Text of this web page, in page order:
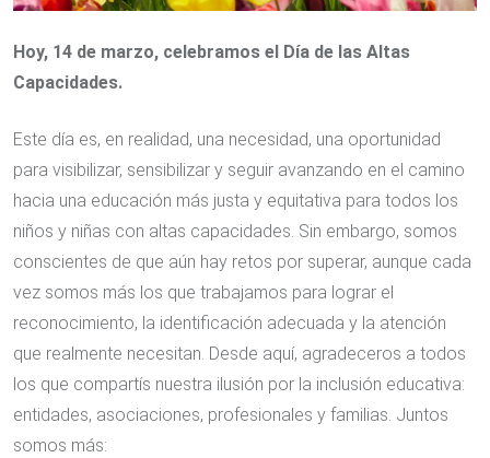
Hoy, 14 de marzo, celebramos el Día de las Altas
Capacidades.
Este día es, en realidad, una necesidad, una oportunidad
para visibilizar, sensibilizar y seguir avanzando en el camino
hacia una educación más justa y equitativa para todos los
niños y niñas con altas capacidades. Sin embargo, somos
conscientes de que aún hay retos por superar, aunque cada
vez somos más los que trabajamos para lograr el
reconocimiento, la identificación adecuada y la atención
que realmente necesitan. Desde aquí, agradeceros a todos
los que compartís nuestra ilusión por la inclusión educativa:
entidades, asociaciones, profesionales y familias. Juntos
somos más: